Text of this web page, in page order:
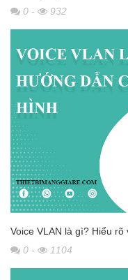
0 - 932
Voice VLAN là gì? Hiểu
0 - 1104